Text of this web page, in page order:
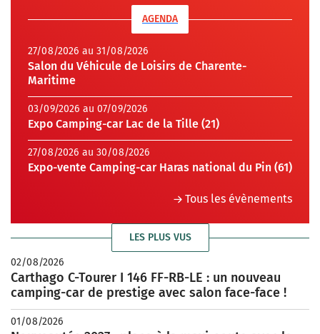
AGENDA
27/08/2026 au 31/08/2026
Salon du Véhicule de Loisirs de Charente-
Maritime
03/09/2026 au 07/09/2026
Expo Camping-car Lac de la Tille (21)
27/08/2026 au 30/08/2026
Expo-vente Camping-car Haras national du Pin (61)
Tous les évènements
LES PLUS VUS
02/08/2026
Carthago C-Tourer I 146 FF-RB-LE : un nouveau
camping-car de prestige avec salon face-face !
01/08/2026